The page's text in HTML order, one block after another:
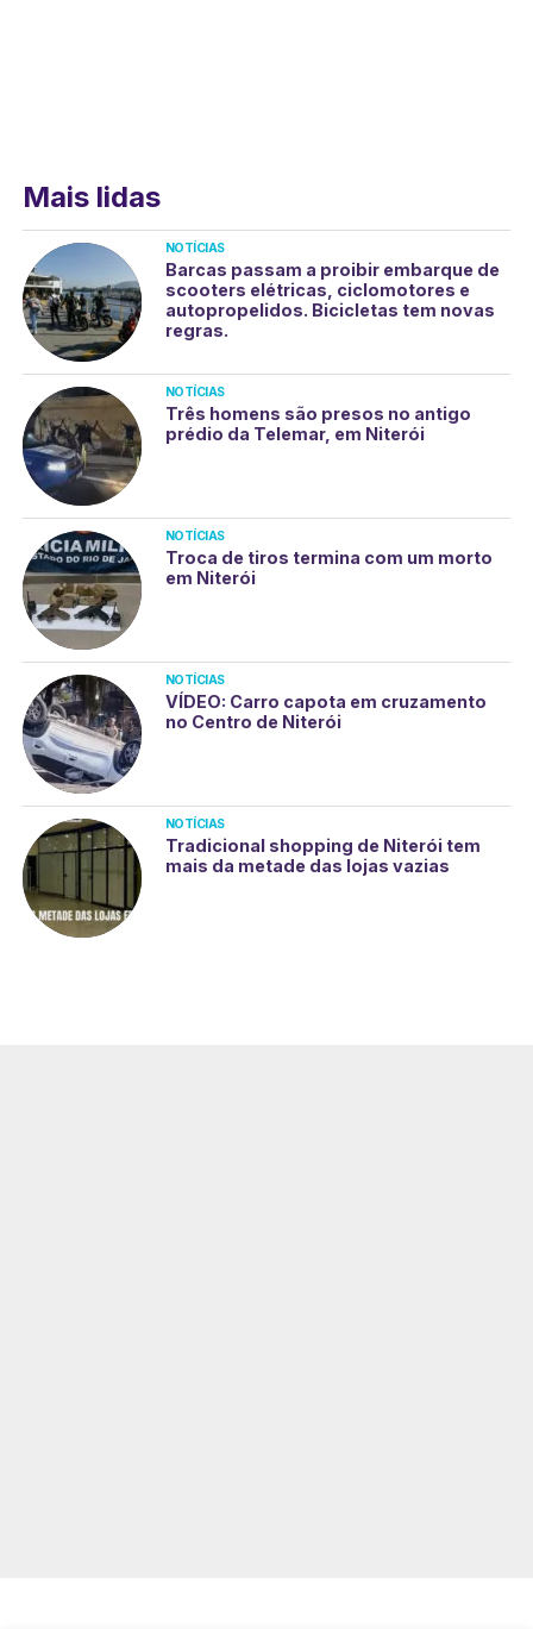
Mais lidas
NOTÍCIAS
Barcas passam a proibir embarque de
scooters elétricas, ciclomotores e
autopropelidos. Bicicletas tem novas
regras.
NOTÍCIAS
Três homens são presos no antigo
prédio da Telemar, em Niterói
NOTÍCIAS
Troca de tiros termina com um morto
em Niterói
NOTÍCIAS
VÍDEO: Carro capota em cruzamento
no Centro de Niterói
NOTÍCIAS
Tradicional shopping de Niterói tem
mais da metade das lojas vazias